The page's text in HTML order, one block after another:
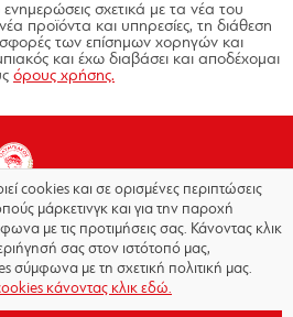
σχετικά με τα νέα του
προϊόντα και υπηρεσίες, τη διάθεση
των επίσημων χορηγών και
και έχω διαβάσει και αποδέχομαι
όρους χρήσης.
|Πολιτική
cookies και σε ορισμένες περιπτώσεις
μάρκετινγκ και για την παροχή
με τις προτιμήσεις σας. Κάνοντας κλικ
σας στον ιστότοπό μας,
σύμφωνα με τη σχετική πολιτική μας.
κάνοντας κλικ εδώ.